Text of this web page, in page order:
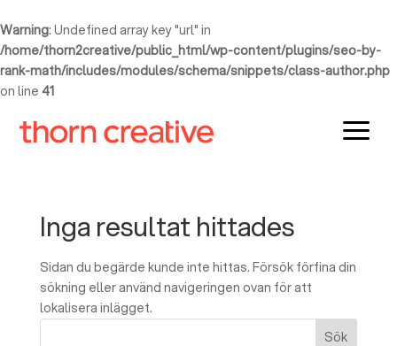
Warning: Undefined array key "url" in
/home/thorn2creative/public_html/wp-content/plugins/seo-by-
rank-math/includes/modules/schema/snippets/class-author.php
on line 41
a
Inga resultat hittades
Sidan du begärde kunde inte hittas. Försök förfina din
sökning eller använd navigeringen ovan för att
lokalisera inlägget.